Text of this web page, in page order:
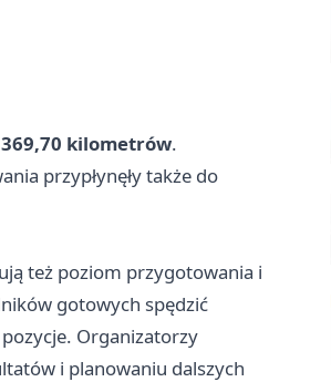
369,70 kilometrów.
przypłynęły także do
też poziom przygotowania i
gotowych spędzić
Organizatorzy
i planowaniu dalszych